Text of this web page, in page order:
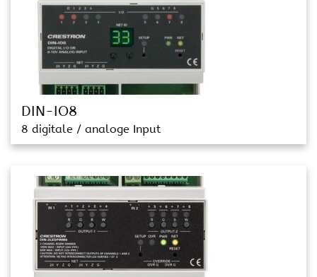
DIN-IO8
8 digitale / analoge Input